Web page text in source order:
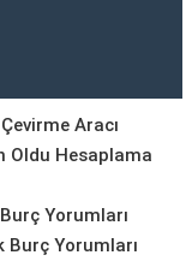
Aracı
Oldu Hesaplama
Yorumları
Burç Yorumları